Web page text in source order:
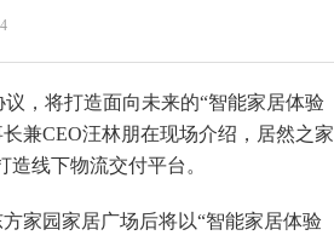
，将打造面向未来的“智能家居体验
兼CEO汪林朋在现场介绍，居然之家
线下物流交付平台。
家园家居广场后将以“智能家居体验